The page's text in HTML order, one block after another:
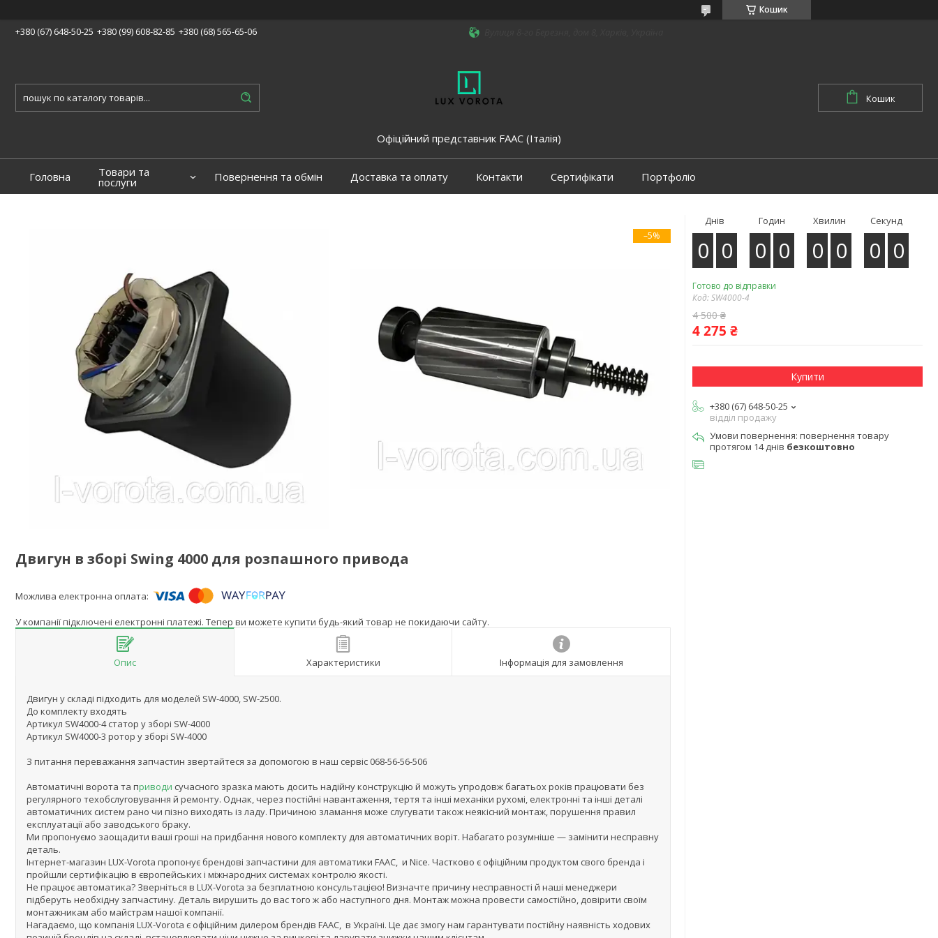
Кошик
+380 (67) 648-50-25 +380 (99) 608-82-85 +380 (68) 565-65-06
Офіційний представник FAAC (Італія)
Кошик
Головна Товари та
послуги Повернення та обмін Доставка та оплату Контакти Сертифікати Портфоліо
–5%
Двигун в зборі Swing 4000 для розпашного привода
У компанії підключені електронні платежі. Тепер ви можете купити будь-який товар не покидаючи сайту.
Опис Характеристики Інформація для замовлення
Двигун у складі підходить для моделей SW-4000, SW-2500.
До комплекту входять
Артикул SW4000-4 статор у зборі SW-4000
Артикул SW4000-3 ротор у зборі SW-4000
З питання переважання запчастин звертайтеся за допомогою в наш сервіс 068-56-56-506
Автоматичні ворота та приводи сучасного зразка мають досить надійну конструкцію й можуть упродовж багатьох років працювати без
регулярного техобслуговування й ремонту. Однак, через постійні навантаження, тертя та інші механіки рухомі, електронні та інші деталі
автоматичних систем рано чи пізно виходять із ладу. Причиною зламання може слугувати також неякісний монтаж, порушення правил
експлуатації або заводського браку.
Ми пропонуємо заощадити ваші гроші на придбання нового комплекту для автоматичних воріт. Набагато розумніше — замінити несправну
деталь.
Інтернет-магазин LUX-Vorota пропонує брендові запчастини для автоматики FAAC, и Nice. Частково є офіційним продуктом свого бренда і
пройшли сертифікацію в європейських і міжнародних системах контролю якості.
Не працює автоматика? Зверніться в LUX-Vorota за безплатною консультацією! Визначте причину несправності й наші менеджери
підберуть необхідну запчастину. Деталь вирушить до вас того ж або наступного дня. Монтаж можна провести самостійно, довірити своїм
монтажникам або майстрам нашої компанії.
Нагадаємо, що компанія LUX-Vorota є офіційним дилером брендів FAAC, в Україні. Це дає змогу нам гарантувати постійну наявність ходових
Днів
0 0
Годин
0 0
Хвилин
0 0
Секунд
0 0
Готово до відправки
Код:SW4000-4
4 500 ₴
4 275 ₴
Купити
+380 (67) 648-50-25
відділ продажу
повернення товару
протягом 14 днів безкоштовно